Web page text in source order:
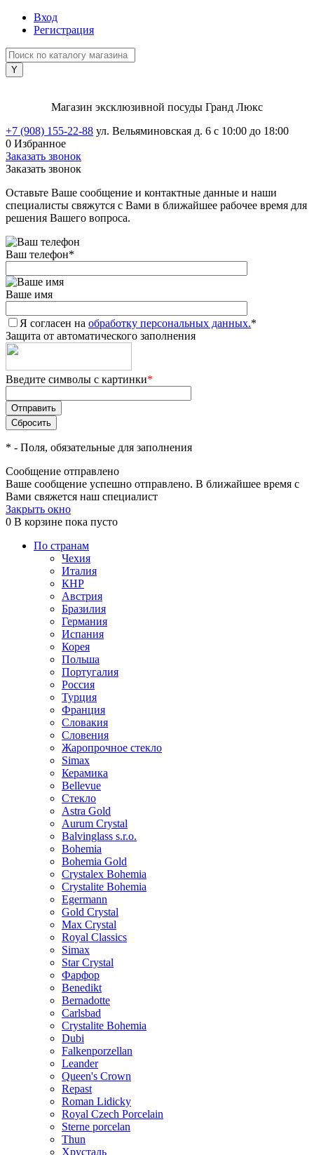
Вход
Регистрация
Магазин эксклюзивной посуды Гранд Люкс
+7 (908) 155-22-88 ул. Вельяминовская д. 6 с 10:00 до 18:00
0 Избранное
Заказать звонок
Заказать звонок
Оставьте Ваше сообщение и контактные данные и наши
специалисты свяжутся с Вами в ближайшее рабочее время для
решения Вашего вопроса.
Ваш телефон*
Ваше имя
Я согласен на обработку персональных данных.*
Защита от автоматического заполнения
Введите символы с картинки*
* - Поля, обязательные для заполнения
Сообщение отправлено
Ваше сообщение успешно отправлено. В ближайшее время с
Вами свяжется наш специалист
Закрыть окно
0 В корзине пока пусто
По странам
Чехия
Италия
КНР
Австрия
Бразилия
Германия
Испания
Корея
Польша
Португалия
Россия
Турция
Франция
Словакия
Словения
Жаропрочное стекло
Simax
Керамика
Bellevue
Стекло
Astra Gold
Aurum Crystal
Balvinglass s.r.o.
Bohemia
Bohemia Gold
Crystalex Bohemia
Crystalite Bohemia
Egermann
Gold Crystal
Max Crystal
Royal Classics
Simax
Star Crystal
Фарфор
Benedikt
Bernadotte
Carlsbad
Crystalite Bohemia
Dubi
Falkenporzellan
Leander
Queen's Crown
Repast
Roman Lidicky
Royal Czech Porcelain
Sterne porcelan
Thun
Хрусталь